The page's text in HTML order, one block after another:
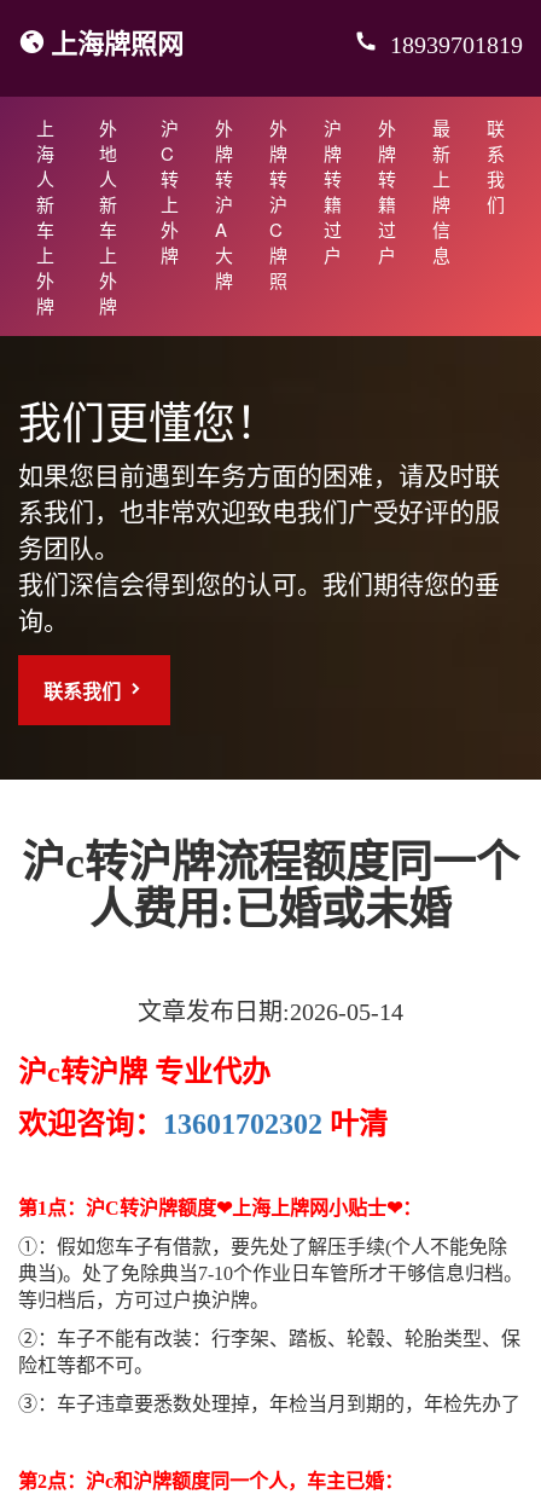
上海牌照网 18939701819
上
海
人
新
车
上
外
牌
外
地
人
新
车
上
外
牌
沪
C
转
上
外
牌
外
牌
转
沪
A
大
牌
外
牌
转
沪
C
牌
照
沪
牌
转
籍
过
户
外
牌
转
籍
过
户
最
新
上
牌
信
息
联
系
我
们
我们更懂您！
如果您目前遇到车务方面的困难，请及时联
系我们，也非常欢迎致电我们广受好评的服
务团队。
我们深信会得到您的认可。我们期待您的垂
询。
联系我们
沪c转沪牌流程额度同一个
人费用:已婚或未婚
文章发布日期:2026-05-14
沪c转沪牌 专业代办
欢迎咨询： 13601702302 叶清
第1点：沪C转沪牌额度❤上海上牌网小贴士❤：
①：假如您车子有借款，要先处了解压手续(个人不能免除
典当)。处了免除典当7-10个作业日车管所才干够信息归档。
等归档后，方可过户换沪牌。
②：车子不能有改装：行李架、踏板、轮毂、轮胎类型、保
险杠等都不可。
③：车子违章要悉数处理掉，年检当月到期的，年检先办了
第2点：沪c和沪牌额度同一个人，车主已婚：